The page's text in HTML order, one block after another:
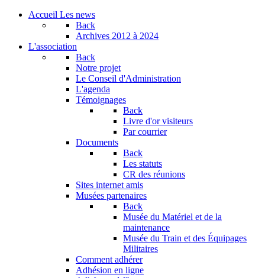
Accueil Les news
Back
Archives 2012 à 2024
L'association
Back
Notre projet
Le Conseil d'Administration
L'agenda
Témoignages
Back
Livre d'or visiteurs
Par courrier
Documents
Back
Les statuts
CR des réunions
Sites internet amis
Musées partenaires
Back
Musée du Matériel et de la
maintenance
Musée du Train et des Équipages
Militaires
Comment adhérer
Adhésion en ligne